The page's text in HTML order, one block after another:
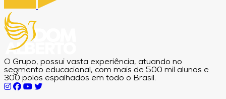
O Grupo, possui vasta experiência, atuando no
segmento educacional, com mais de 500 mil alunos e
300 polos espalhados em todo o Brasil.